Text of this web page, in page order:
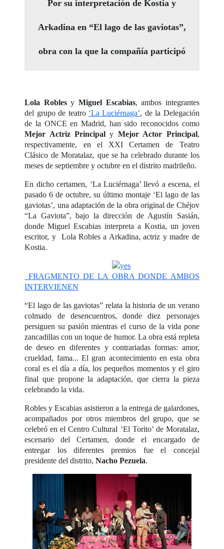
Por su interpretación de Kostia y
Arkadina en “El lago de las gaviotas”,
obra con la que la compañía participó
Lola Roblesy Miguel Escabias, ambos integrantes
del grupo de teatro ‘La Luciérnaga’, de la Delegación
de la ONCE en Madrid, han sido reconocidos como
Mejor Actriz Principal y Mejor Actor Principal,
respectivamente, en el XXI Certamen de Teatro
Clásico de Moratalaz, que se ha celebrado durante los
meses de septiembre y octubre en el distrito madrileño.
En dicho certamen, ‘La Luciérnaga’ llevó a escena, el
pasado 6 de octubre, su último montaje ‘El lago de las
gaviotas’, una adaptación de la obra original de Chéjov
“La Gaviota”, bajo la dirección de Agustín Sasián,
donde Miguel Escabias interpreta a Kostia, un joven
escritor, y Lola Robles a Arkadina, actriz y madre de
Kostia.
FRAGMENTO DE LA OBRA DONDE AMBOS
INTERVIENEN
“El lago de las gaviotas” relata la historia de un verano
colmado de desencuentros, donde diez personajes
persiguen su pasión mientras el curso de la vida pone
zancadillas con un toque de humor. La obra está repleta
de deseo en diferentes y contrariadas formas: amor,
crueldad, fama... El gran acontecimiento en esta obra
coral es el día a día, los pequeños momentos y el giro
final que propone la adaptación, que cierra la pieza
celebrando la vida.
Robles y Escabias asistieron a la entrega de galardones,
acompañados por otros miembros del grupo, que se
celebró en el Centro Cultural ‘El Torito’ de Moratalaz,
escenario del Certamen, donde el encargado de
entregar los diferentes premios fue el concejal
presidente del distrito,Nacho Pezuela.